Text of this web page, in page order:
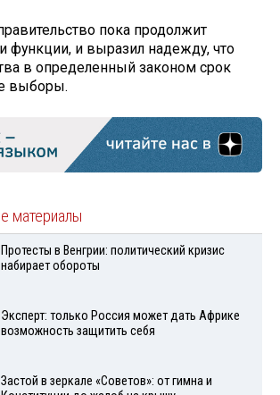
пока продолжит
функции, и выразил надежду, что
в определенный законом срок
выборы.
материалы
Протесты в Венгрии: политический кризис
набирает обороты
Эксперт: только Россия может дать Африке
возможность защитить себя
Застой в зеркале «Советов»: от гимна и